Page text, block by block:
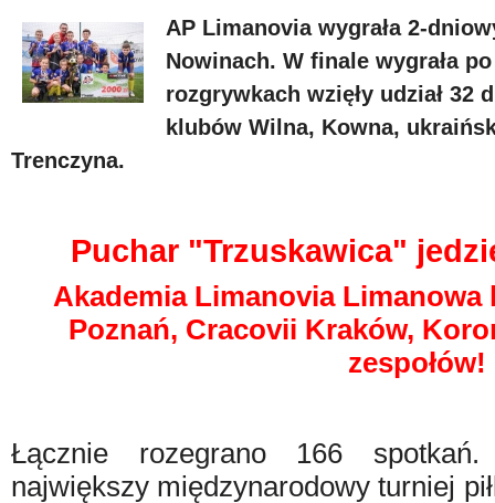
AP Limanovia wygrała 2-
Nowinach. W finale wygrała
rozgrywkach wzięły udział
klubów Wilna, Kowna,
Trenczyna.
Puchar "Trzuskawica"
Akademia Limanovia Limanowa
Poznań, Cracovii Kraków,
zespołów!
Łącznie rozegrano 166
największy międzynarodowy turniej